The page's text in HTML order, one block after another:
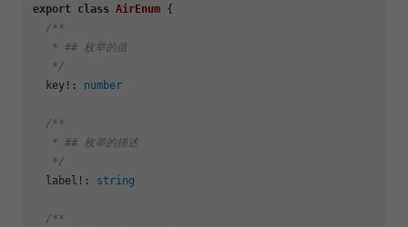
export
class AirEnum {
/**
   * ## 枚举的值
   */
  key!:
number
/**
   * ## 枚举的描述
   */
  label!:
string
/**